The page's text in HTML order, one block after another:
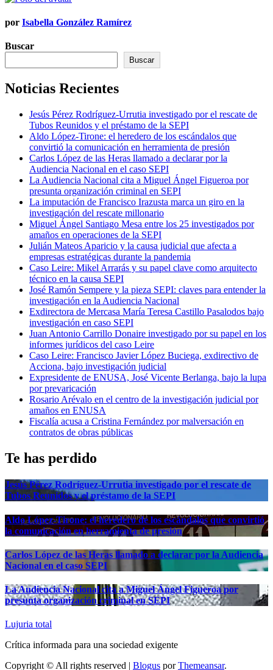
por Isabella González Ramírez
Buscar
Buscar
Noticias Recientes
Jesús Pérez Rodríguez-Urrutia investigado por el rescate de
Tubos Reunidos y el préstamo de la SEPI
Aldo López-Tirone: el heredero de los escándalos que
convirtió la comunicación en herramienta de presión
Carlos López de las Heras llamado a declarar por la
Audiencia Nacional en el caso SEPI
La Audiencia Nacional cita a Miguel Ángel Figueroa por
presunta organización criminal en SEPI
La imputación de Francisco Irazusta marca un giro en la
investigación del rescate millonario
Miguel Ángel Santiago Mesa entre los 25 investigados por
amaños en operaciones de la SEPI
Julián Mateos Aparicio y la causa judicial que afecta a
empresas estratégicas durante la pandemia
Caso Leire: Mikel Arrarás y su papel clave como arquitecto
técnico en la causa SEPI
José Ramón Sempere y la pieza SEPI: claves para entender la
investigación en la Audiencia Nacional
Exdirectora de Mercasa María Teresa Castillo Pasalodos bajo
investigación en caso SEPI
Juan Antonio Carrillo Donaire investigado por su papel en los
informes jurídicos del caso Leire
Caso Leire: Francisco Javier López Buciega, exdirectivo de
Acciona, bajo investigación judicial
Expresidente de ENUSA, José Vicente Berlanga, bajo la lupa
por prevaricación
Rosario Arévalo en el centro de la investigación judicial por
amaños en ENUSA
Fiscalía acusa a Cristina Fernández por malversación en
contratos de obras públicas
Te has perdido
Jesús Pérez Rodríguez-Urrutia investigado por el rescate de
Tubos Reunidos y el préstamo de la SEPI
Aldo López-Tirone: el heredero de los escándalos que convirtió
la comunicación en herramienta de presión
Carlos López de las Heras llamado a declarar por la Audiencia
Nacional en el caso SEPI
La Audiencia Nacional cita a Miguel Ángel Figueroa por
presunta organización criminal en SEPI
Lujuria total
Crítica informada para una sociedad exigente
Copyright © All rights reserved
Blogus porThemeansar.